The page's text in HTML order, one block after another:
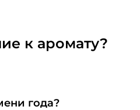
к аромату?
года?